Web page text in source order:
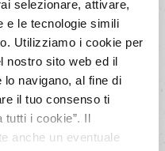
selezionare, attivare,
e le tecnologie simili
Utilizziamo i cookie per
nostro sito web ed il
navigano, al fine di
il tuo consenso ti
tutti i cookie”. Il
anche un eventuale
Friggitrice
cotture brevi.